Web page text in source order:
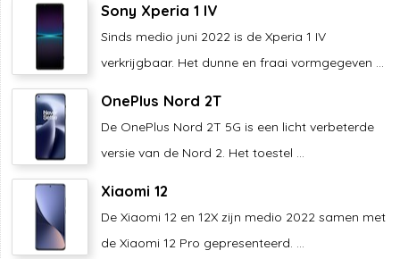
Sony Xperia 1 IV
Sinds medio juni 2022 is de Xperia 1 IV
verkrijgbaar. Het dunne en fraai vormgegeven ...
OnePlus Nord 2T
De OnePlus Nord 2T 5G is een licht verbeterde
versie van de Nord 2. Het toestel ...
Xiaomi 12
De Xiaomi 12 en 12X zijn medio 2022 samen met
de Xiaomi 12 Pro gepresenteerd. ...